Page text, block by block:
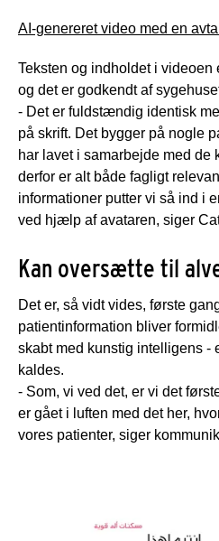
AI-genereret video med en
Teksten og indholdet i videoen
og det er godkendt af
- Det er fuldstændig identisk
på skrift. Det bygger på nogle
har lavet i samarbejde med de
derfor er alt både fagligt
informationer putter vi så ind i
ved hjælp af avataren, siger
Kan oversætte til
Det er, så vidt vides, første
patientinformation bliver
skabt med kunstig intelligens -
kaldes.
- Som, vi ved det, er vi det
er gået i luften med det her,
vores patienter, siger